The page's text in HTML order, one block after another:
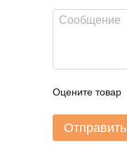
Оцените товар
Отправить